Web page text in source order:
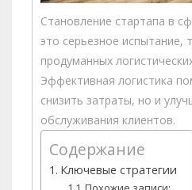
Становление стартапа в
это серьезное испытание,
продуманных
Эффективная логистика
снизить затраты, но и
обслуживания клиентов.
Содержание
Ключевые стратегии